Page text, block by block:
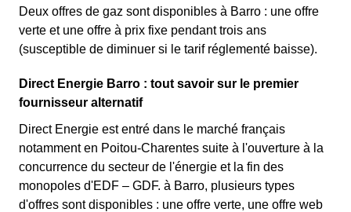
Deux offres de gaz sont disponibles à Barro : une offre
verte et une offre à prix fixe pendant trois ans
(susceptible de diminuer si le tarif réglementé baisse).
Direct Energie Barro : tout savoir sur le premier
fournisseur alternatif
Direct Energie est entré dans le marché français
notamment en Poitou-Charentes suite à l'ouverture à la
concurrence du secteur de l'énergie et la fin des
monopoles d'EDF – GDF. à Barro, plusieurs types
d'offres sont disponibles : une offre verte, une offre web